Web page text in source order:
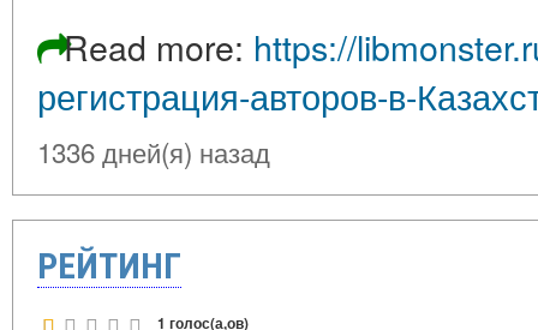
Read more: https://
регистрация-авторов-в-
1336 дней(я) назад
РЕЙТИНГ
1 голос(а,ов)